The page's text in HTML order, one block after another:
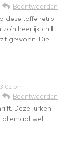
Beantwoorden
deze toffe retro
heerlijk chill
gewoon. Die
pm
Beantwoorden
Deze jurken
allemaal wel